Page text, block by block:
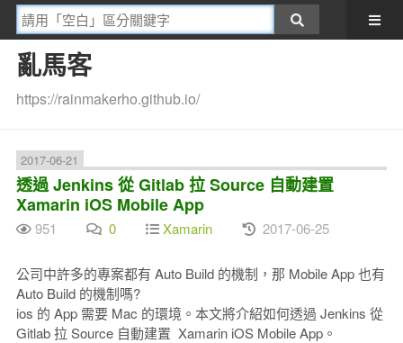
亂馬客
https://rainmakerho.github.io/
2017-06-21
透過 Jenkins 從 Gitlab 拉 Source 自動建置
Xamarin iOS Mobile App
951 0 Xamarin 2017-06-25
公司中許多的專案都有 Auto Build 的機制，那 Mobile App 也有
Auto Build 的機制嗎?
ios 的 App 需要 Mac 的環境。本文將介紹如何透過 Jenkins 從
Gitlab 拉 Source 自動建置 Xamarin iOS Mobile App。